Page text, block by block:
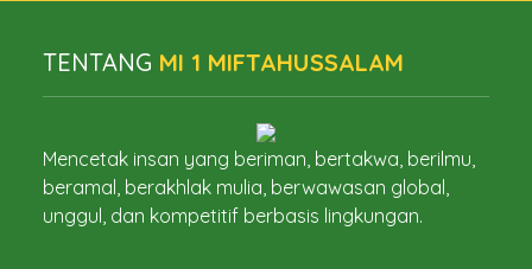
TENTANG MI 1 MIFTAHUSSALAM
Mencetak insan yang beriman, bertakwa, berilmu,
beramal, berakhlak mulia, berwawasan global,
unggul, dan kompetitif berbasis lingkungan.